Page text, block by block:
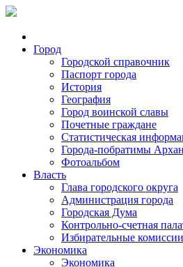
Город
Городской справочник
Паспорт города
История
География
Город воинской славы
Почетные граждане
Статистическая
Города-побратимы
Фотоальбом
Власть
Глава городского округа
Администрация города
Городская Дума
Контрольно-счетная
Избирательные комиссии
Экономика
Экономика